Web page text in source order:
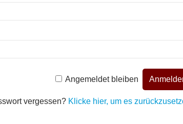
Angemeldet bleiben
vergessen? Klicke hier, um es